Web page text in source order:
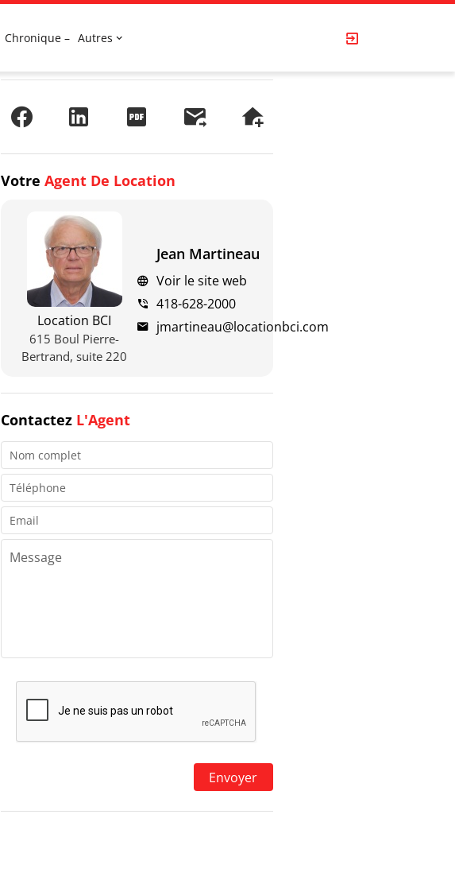
Chronique – Autres
Votre Agent De Location
Location BCI
615 Boul Pierre-
Bertrand, suite 220
Jean Martineau
Voir le site web
418-628-2000
jmartineau@locationbci.com
ContactezL'Agent